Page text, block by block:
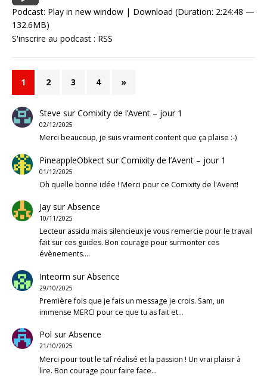
Podcast: Play in new window | Download (Duration: 2:24:48 —
132.6MB)
S'inscrire au podcast : RSS
1 2 3 4 »
Steve surComixity de l’Avent – jour 1
02/12/2025
Merci beaucoup, je suis vraiment content que ça plaise :-)
PineappleObkectsurComixity de l’Avent – jour 1
01/12/2025
Oh quelle bonne idée ! Merci pour ce Comixity de l'Avent!
JaysurAbsence
10/11/2025
Lecteur assidu mais silencieux je vous remercie pour le travail
fait sur ces guides. Bon courage pour surmonter ces
évènements.…
Inteorm surAbsence
29/10/2025
Première fois que je fais un message je crois. Sam, un
immense MERCI pour ce que tu as fait et…
Pol surAbsence
21/10/2025
Merci pour tout le taf réalisé et la passion ! Un vrai plaisir à
lire. Bon courage pour faire face…